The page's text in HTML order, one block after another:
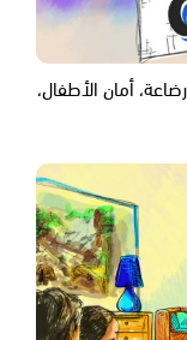
أمان الأطفال،